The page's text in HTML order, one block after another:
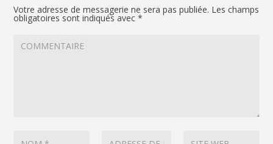
Votre adresse de messagerie ne sera pas publiée. Les champs
obligatoires sont indiqués avec*